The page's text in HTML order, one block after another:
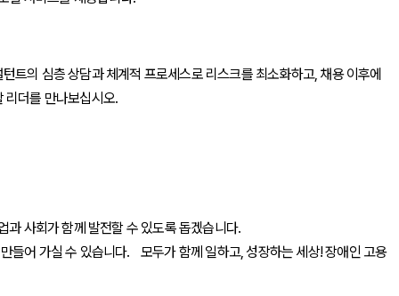
트의 심층 상담과 체계적 프로세스로 리스크를 최소화하고, 채용 이후에
리더를 만나보십시오.
과 사회가 함께 발전할 수 있도록 돕겠습니다.
들어 가실 수 있습니다. 모두가 함께 일하고, 성장하는 세상! 장애인 고용